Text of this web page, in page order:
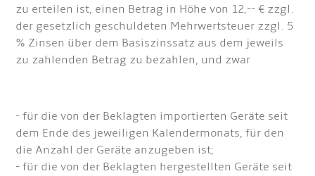
zu erteilen ist, einen Betrag in Höhe von 12,-- € zzgl.
der gesetzlich geschuldeten Mehrwertsteuer zzgl. 5
% Zinsen über dem Basiszinssatz aus dem jeweils
zu zahlenden Betrag zu bezahlen, und zwar
- für die von der Beklagten importierten Geräte seit
dem Ende des jeweiligen Kalendermonats, für den
die Anzahl der Geräte anzugeben ist;
- für die von der Beklagten hergestellten Geräte seit